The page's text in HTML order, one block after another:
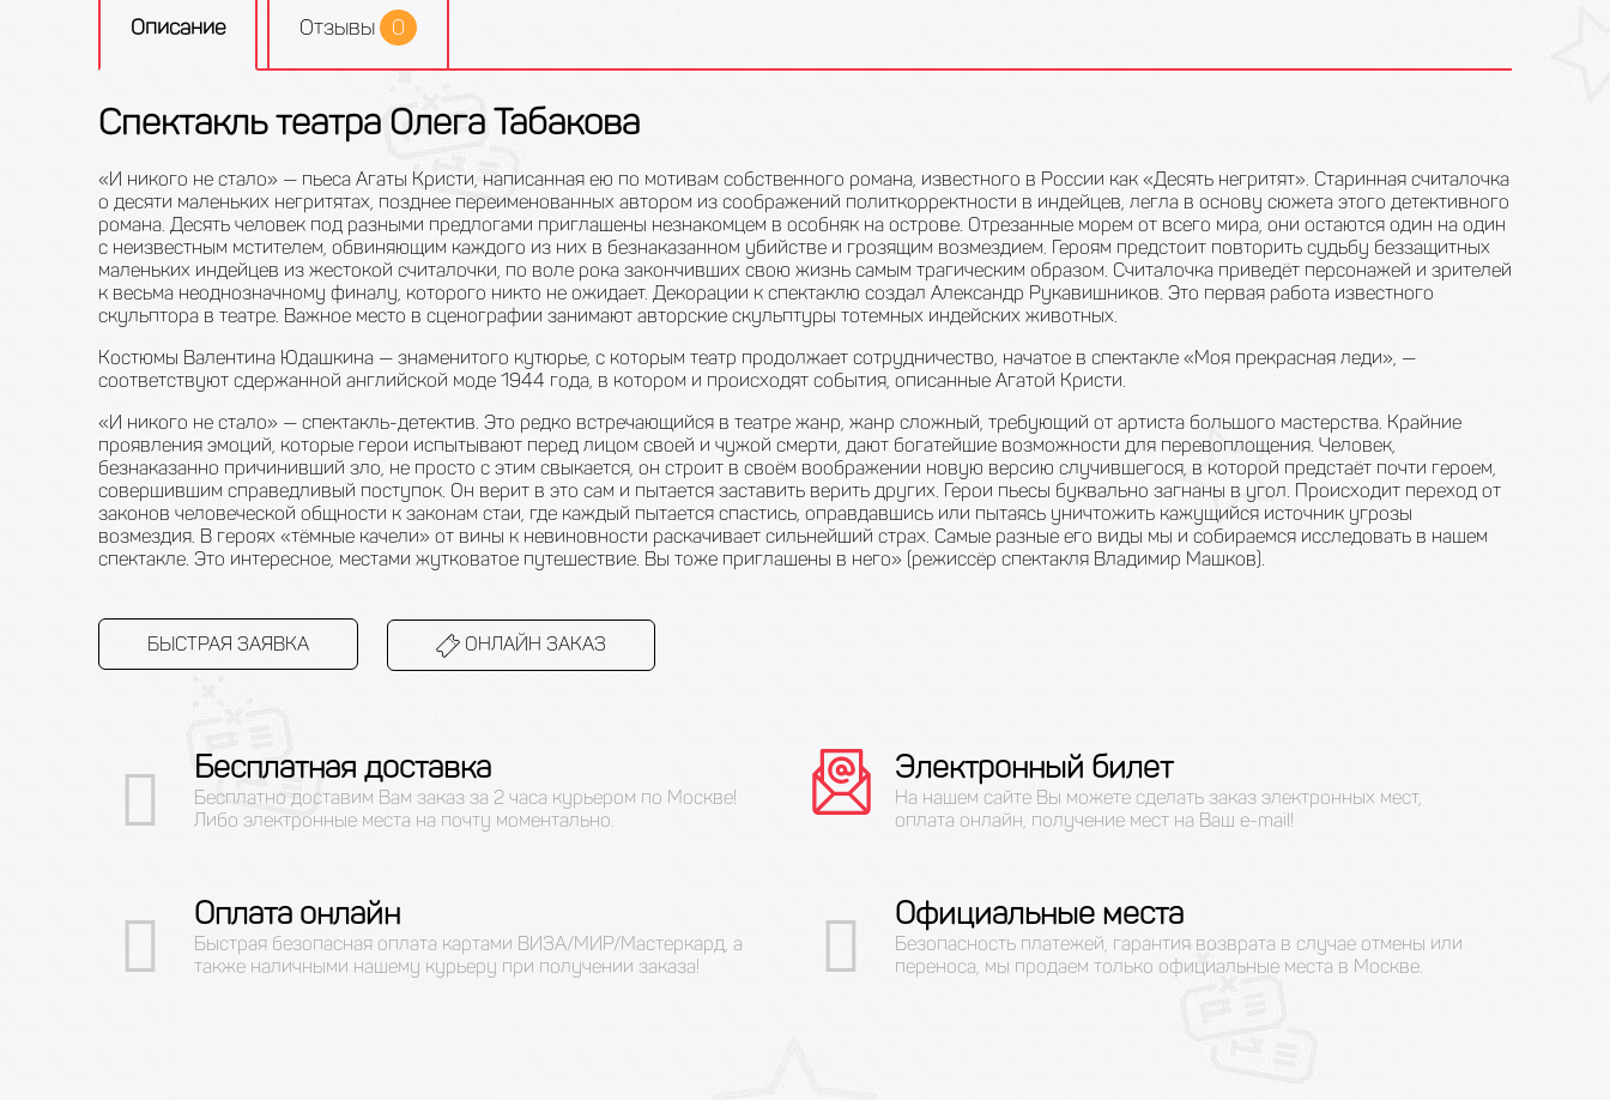
Описание Отзывы 0
Спектакль театра Олега Табакова
«И никого не стало» — пьеса Агаты Кристи, написанная ею по мотивам собственного романа, известного в России как «Десять негритят». Старинная считалочка
о десяти маленьких негритятах, позднее переименованных автором из соображений политкорректности в индейцев, легла в основу сюжета этого детективного
романа. Десять человек под разными предлогами приглашены незнакомцем в особняк на острове. Отрезанные морем от всего мира, они остаются один на один
с неизвестным мстителем, обвиняющим каждого из них в безнаказанном убийстве и грозящим возмездием. Героям предстоит повторить судьбу беззащитных
маленьких индейцев из жестокой считалочки, по воле рока закончивших свою жизнь самым трагическим образом. Считалочка приведёт персонажей и зрителей
к весьма неоднозначному финалу, которого никто не ожидает. Декорации к спектаклю создал Александр Рукавишников. Это первая работа известного
скульптора в театре. Важное место в сценографии занимают авторские скульптуры тотемных индейских животных.
Костюмы Валентина Юдашкина — знаменитого кутюрье, с которым театр продолжает сотрудничество, начатое в спектакле «Моя прекрасная леди», —
соответствуют сдержанной английской моде 1944 года, в котором и происходят события, описанные Агатой Кристи.
«И никого не стало» — спектакль-детектив. Это редко встречающийся в театре жанр, жанр сложный, требующий от артиста большого мастерства. Крайние
проявления эмоций, которые герои испытывают перед лицом своей и чужой смерти, дают богатейшие возможности для перевоплощения. Человек,
безнаказанно причинивший зло, не просто с этим свыкается, он строит в своём воображении новую версию случившегося, в которой предстаёт почти героем,
совершившим справедливый поступок. Он верит в это сам и пытается заставить верить других. Герои пьесы буквально загнаны в угол. Происходит переход от
законов человеческой общности к законам стаи, где каждый пытается спастись, оправдавшись или пытаясь уничтожить кажущийся источник угрозы
возмездия. В героях «тёмные качели» от вины к невиновности раскачивает сильнейший страх. Самые разные его виды мы и собираемся исследовать в нашем
спектакле. Это интересное, местами жутковатое путешествие. Вы тоже приглашены в него» (режиссёр спектакля Владимир Машков).
БЫСТРАЯ ЗАЯВКА ОНЛАЙН ЗАКАЗ
Бесплатная доставка
Бесплатно доставим Вам заказ за 2 часа курьером по Москве!
Либо электронные места на почту моментально.
Электронный билет
На нашем сайте Вы можете сделать заказ электронных мест,
оплата онлайн, получение мест на Ваш e-mail!
Оплата онлайн
Быстрая безопасная оплата картами ВИЗА/МИР/Мастеркард, а
также наличными нашему курьеру при получении заказа!
Официальные места
Безопасность платежей, гарантия возврата в случае отмены или
переноса, мы продаем только официальные места в Москве.